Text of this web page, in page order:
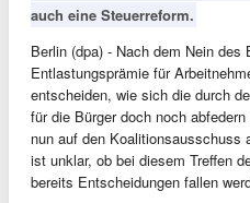
auch eine Steuerreform.
Berlin (dpa) - Nach dem Nein des
Entlastungsprämie für
entscheiden, wie sich die durch
für die Bürger doch noch
nun auf den Koalitionsausschuss
ist unklar, ob bei diesem Treffen
bereits Entscheidungen fallen